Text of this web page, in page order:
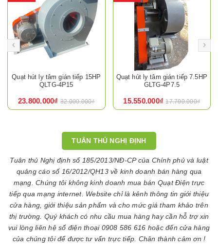
Quạt hút ly tâm gián tiếp 15HP
QLTG-4P15
23.800.000₫ 32.000.000₫
Quạt hút ly tâm gián tiếp 7.5HP
GLTG-4P7.5
15.550.000₫ 17.700.000₫
TUÂN THỦ NGHỊ ĐỊNH
Tuân thủ Nghị định số 185/2013/NĐ-CP của Chính phủ và luật
quảng cáo số 16/2012/QH13 về kinh doanh bán hàng qua
mạng. Chúng tôi không kinh doanh mua bán Quạt Điện trực
tiếp qua mạng internet. Website chỉ là kênh thông tin giới thiệu
cửa hàng, giới thiệu sản phẩm và cho mức giá tham khảo trên
thị trường. Quý khách có nhu cầu mua hàng hay cần hỗ trợ xin
vui lòng liên hệ số điện thoại 0908 586 616 hoặc đến cửa hàng
của chúng tôi để được tư vấn trực tiếp. Chân thành cảm ơn !